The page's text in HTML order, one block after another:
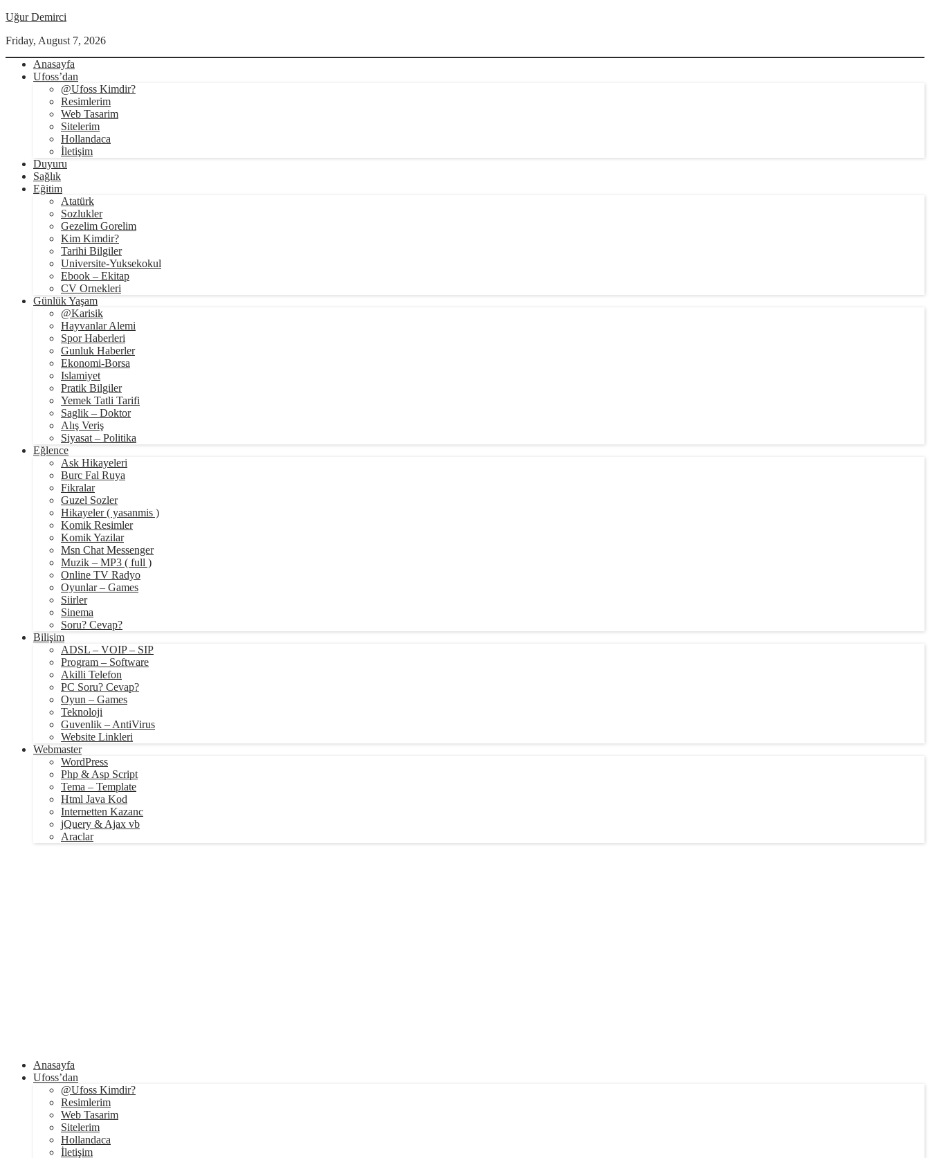
Uğur Demirci
Friday, August 7, 2026
Anasayfa
Ufoss’dan
@Ufoss Kimdir?
Resimlerim
Web Tasarim
Sitelerim
Hollandaca
İletişim
Duyuru
Sağlık
Eğitim
Atatürk
Sozlukler
Gezelim Gorelim
Kim Kimdir?
Tarihi Bilgiler
Universite-Yuksekokul
Ebook – Ekitap
CV Ornekleri
Günlük Yaşam
@Karisik
Hayvanlar Alemi
Spor Haberleri
Gunluk Haberler
Ekonomi-Borsa
Islamiyet
Pratik Bilgiler
Yemek Tatli Tarifi
Saglik – Doktor
Alış Veriş
Siyasat – Politika
Eğlence
Ask Hikayeleri
Burc Fal Ruya
Fikralar
Guzel Sozler
Hikayeler ( yasanmis )
Komik Resimler
Komik Yazilar
Msn Chat Messenger
Muzik – MP3 ( full )
Online TV Radyo
Oyunlar – Games
Siirler
Sinema
Soru? Cevap?
Bilişim
ADSL – VOIP – SIP
Program – Software
Akilli Telefon
PC Soru? Cevap?
Oyun – Games
Teknoloji
Guvenlik – AntiVirus
Website Linkleri
Webmaster
WordPress
Php & Asp Script
Tema – Template
Html Java Kod
Internetten Kazanc
jQuery & Ajax vb
Araclar
Anasayfa
Ufoss’dan
@Ufoss Kimdir?
Resimlerim
Web Tasarim
Sitelerim
Hollandaca
İletişim